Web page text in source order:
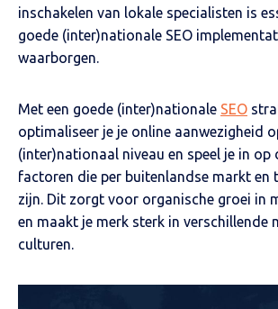
inschakelen van lokale specialisten is
goede (inter)nationale SEO
waarborgen.
Met een goede (inter)nationale SEO
optimaliseer je je online aanwezigheid
(inter)nationaal niveau en speel je in op
factoren die per buitenlandse markt en
zijn. Dit zorgt voor organische groei in
en maakt je merk sterk in verschillende
culturen.